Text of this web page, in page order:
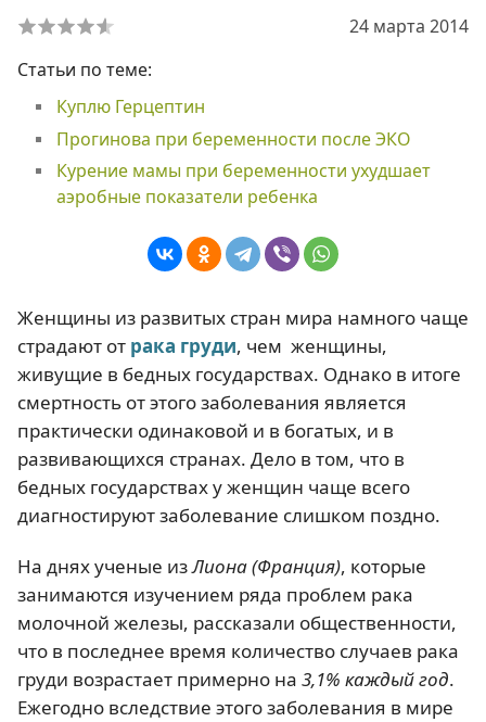
24 марта 2014
Статьи по теме:
Куплю Герцептин
Прогинова при беременности после ЭКО
Курение мамы при беременности ухудшает
аэробные показатели ребенка
Женщины из развитых стран мира намного чаще
страдают от рака груди, чем женщины,
живущие в бедных государствах. Однако в итоге
смертность от этого заболевания является
практически одинаковой и в богатых, и в
развивающихся странах. Дело в том, что в
бедных государствах у женщин чаще всего
диагностируют заболевание слишком поздно.
На днях ученые изЛиона (Франция), которые
занимаются изучением ряда проблем рака
молочной железы, рассказали общественности,
что в последнее время количество случаев рака
груди возрастает примерно на 3,1% каждый год.
Ежегодно вследствие этого заболевания в мире